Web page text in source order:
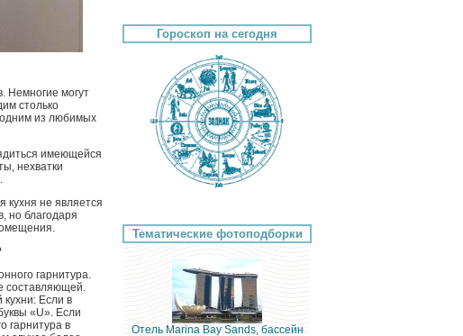
Немногие могут
столько
из любимых
имеющейся
нехватки
кухня не является
но благодаря
гарнитура.
составляющей.
Если в
«U». Если
гарнитура в
Гороскоп на сегодня
Тематические фотоподборки
Отель Marina Bay Sands, бассейн